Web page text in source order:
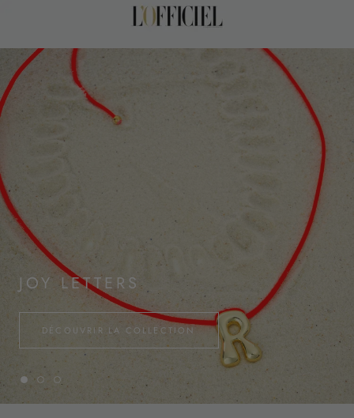
JOY LETTERS
DÉCOUVRIR LA COLLECTION